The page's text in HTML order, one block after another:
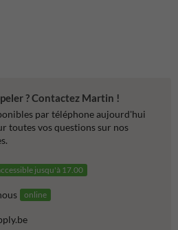
? Contactez Martin !
par téléphone aujourd'hui
toutes vos questions sur nos
jusqu'à 17.00
online